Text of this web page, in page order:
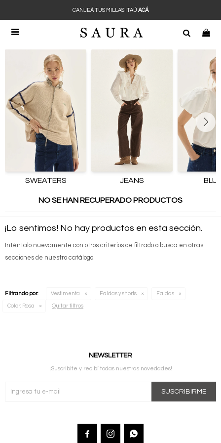

CANJEÁ TUS MILLAS ITAÚ ACÁ
SWEATERS JEANS
NO SE HAN RECUPERADO PRODUCTOS
¡Lo sentimos! No hay productos en esta sección.
Inténtalo nuevamente con otros criterios de filtrado o busca en otras
secciones de nuestro catálogo.
Filtrando por: Vestimenta Faldas y shorts Faldas
Color: Rosa Quitar filtros
NEWSLETTER
¡Suscribite y recibí todas nuestras novedades!
SUSCRIBIRME
  